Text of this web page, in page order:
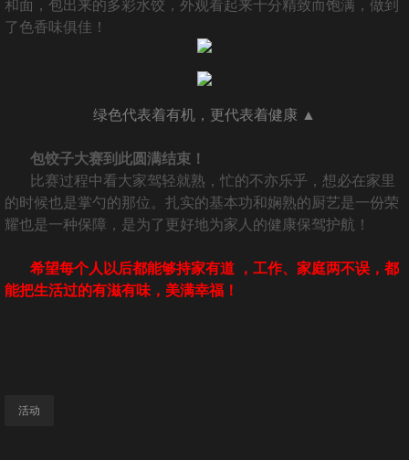
和面，包出来的多彩水饺，外观看起来十分精致而饱满，做到
了色香味俱佳！
绿色代表着有机，更代表着健康 ▲
包饺子大赛到此圆满结束！
比赛过程中看大家驾轻就熟，忙的不亦乐乎，想必在家里
的时候也是掌勺的那位。扎实的基本功和娴熟的厨艺是一份荣
耀也是一种保障，是为了更好地为家人的健康保驾护航！
希望每个人以后都能够持家有道 ， 工作、家庭两不误，都
能把生活过的有滋有味，美满幸福！
活动